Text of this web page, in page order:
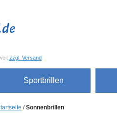
zzgl. Versand
Sportbrillen
/Sonnenbrillen